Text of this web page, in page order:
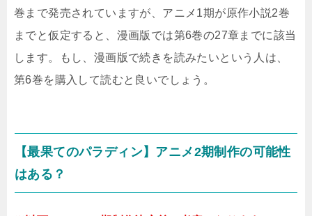
巻まで発売されていますが、アニメ1期が原作小説2巻
までと仮定すると、漫画版では第6巻の27章までに該当
します。もし、漫画版で続きを読みたいという人は、
第6巻を購入して読むと良いでしょう。
【最果てのパラディン】アニメ2期制作の可能性
はある？